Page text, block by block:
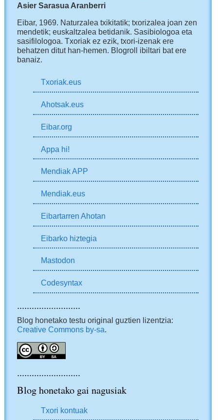
Asier Sarasua Aranberri
Eibar, 1969. Naturzalea txikitatik; txorizalea joan zen
mendetik; euskaltzalea betidanik. Sasibiologoa eta
sasifilologoa. Txoriak ez ezik, txori-izenak ere
behatzen ditut han-hemen. Blogroll ibiltari bat ere
banaiz.
Txoriak.eus
Ahotsak.eus
Eibar.org
Appa hi!
Mendiak APP
Mendiak.eus
Eibartarren Ahotan
Eibarko hiztegia
Mastodon
Codesyntax
..........................
Blog honetako testu original guztien lizentzia:
Creative Commons by-sa.
..........................
Blog honetako gai nagusiak
Txori kontuak